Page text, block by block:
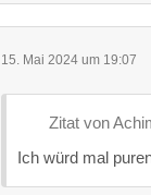
15. Mai 2024 um 19:07
Zitat von
Ich würd mal